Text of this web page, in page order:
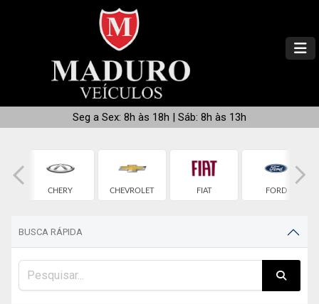
Seg a Sex: 8h às 18h | Sáb: 8h às 13h
CHERY CHEVROLET FIAT FORD
BUSCA RÁPIDA